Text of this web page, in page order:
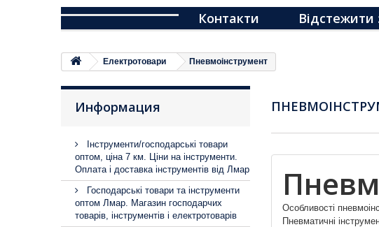
Контакти
Електротовари Пневмоінструмент
Информация
Інструменти/господарські товари
оптом, ціна 7 км. Ціни на інструменти.
Оплата і доставка інструментів від Лмар
Господарські товари та інструменти
оптом Лмар. Магазин господарчих
товарів, інструментів і електротоварів
Особливості
Пневматичні